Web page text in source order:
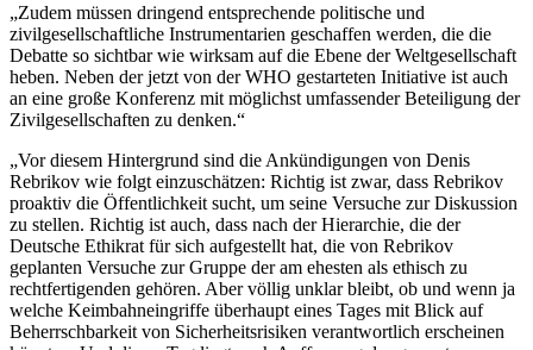
„Zudem müssen dringend entsprechende politische und
zivilgesellschaftliche Instrumentarien geschaffen werden, die die
Debatte so sichtbar wie wirksam auf die Ebene der Weltgesellschaft
heben. Neben der jetzt von der WHO gestarteten Initiative ist auch
an eine große Konferenz mit möglichst umfassender Beteiligung der
Zivilgesellschaften zu denken.“
„Vor diesem Hintergrund sind die Ankündigungen von Denis
Rebrikov wie folgt einzuschätzen: Richtig ist zwar, dass Rebrikov
proaktiv die Öffentlichkeit sucht, um seine Versuche zur Diskussion
zu stellen. Richtig ist auch, dass nach der Hierarchie, die der
Deutsche Ethikrat für sich aufgestellt hat, die von Rebrikov
geplanten Versuche zur Gruppe der am ehesten als ethisch zu
rechtfertigenden gehören. Aber völlig unklar bleibt, ob und wenn ja
welche Keimbahneingriffe überhaupt eines Tages mit Blick auf
Beherrschbarkeit von Sicherheitsrisiken verantwortlich erscheinen